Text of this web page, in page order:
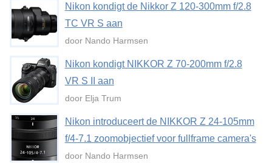
Nikon kondigt de Nikkor Z 120-300mm f/2.8
TC VR S aan
door Nando Harmsen
Nikon kondigt NIKKOR Z 70-200mm f/2.8
VR S II aan
door Elja Trum
Nikon introduceert de NIKKOR Z 24-105mm
f/4-7.1 zoomobjectief voor fullframe camera's
door Nando Harmsen